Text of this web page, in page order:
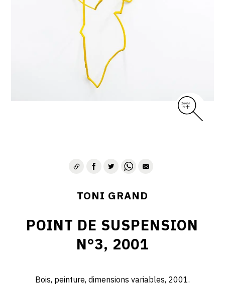
TONI GRAND
POINT DE SUSPENSION
N°3, 2001
Bois, peinture, dimensions variables, 2001.